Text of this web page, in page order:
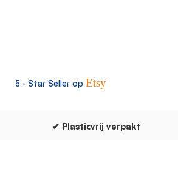
5 - Star Seller op Etsy
✔ Plasticvrij verpakt